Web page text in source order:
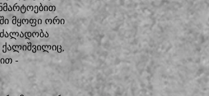
მყოფი ორი
ძალადობა
ქალიშვილიც,
-